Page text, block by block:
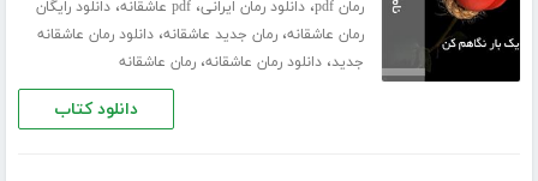
رمان pdf ،دانلود رمان ایرانی،pdf عاشقانه ،دانلود رایگان
رمان عاشقانه،رمان جدید عاشقانه،دانلود رمان عاشقانه
جدید،دانلود رمان عاشقانه،رمان عاشقانه
دانلود کتاب